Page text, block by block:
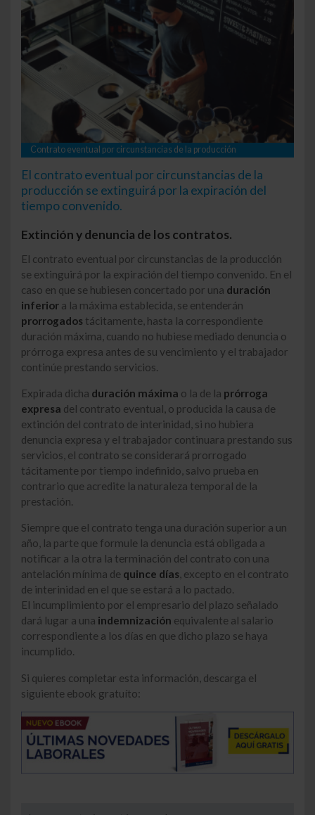
Contrato eventual por circunstancias de la producción
El contrato eventual por circunstancias de la
producción se extinguirá por la expiración del
tiempo convenido.
Extinción y denuncia de los contratos.
El contrato eventual por circunstancias de la producción
se extinguirá por la expiración del tiempo convenido. En el
caso en que se hubiesen concertado por una duración
inferior a la máxima establecida, se entenderán
prorrogados tácitamente, hasta la correspondiente
duración máxima, cuando no hubiese mediado denuncia o
prórroga expresa antes de su vencimiento y el trabajador
continúe prestando servicios.
Expirada dicha duración máxima o la de la prórroga
expresa del contrato eventual, o producida la causa de
extinción del contrato de interinidad, si no hubiera
denuncia expresa y el trabajador continuara prestando sus
servicios, el contrato se considerará prorrogado
tácitamente por tiempo indefinido, salvo prueba en
contrario que acredite la naturaleza temporal de la
prestación.
Siempre que el contrato tenga una duración superior a un
año, la parte que formule la denuncia está obligada a
notificar a la otra la terminación del contrato con una
antelación mínima de quince días , excepto en el contrato
de interinidad en el que se estará a lo pactado.
El incumplimiento por el empresario del plazo señalado
dará lugar a una indemnización equivalente al salario
correspondiente a los días en que dicho plazo se haya
incumplido.
Si quieres completar esta información, descarga el
siguiente ebook gratuíto: